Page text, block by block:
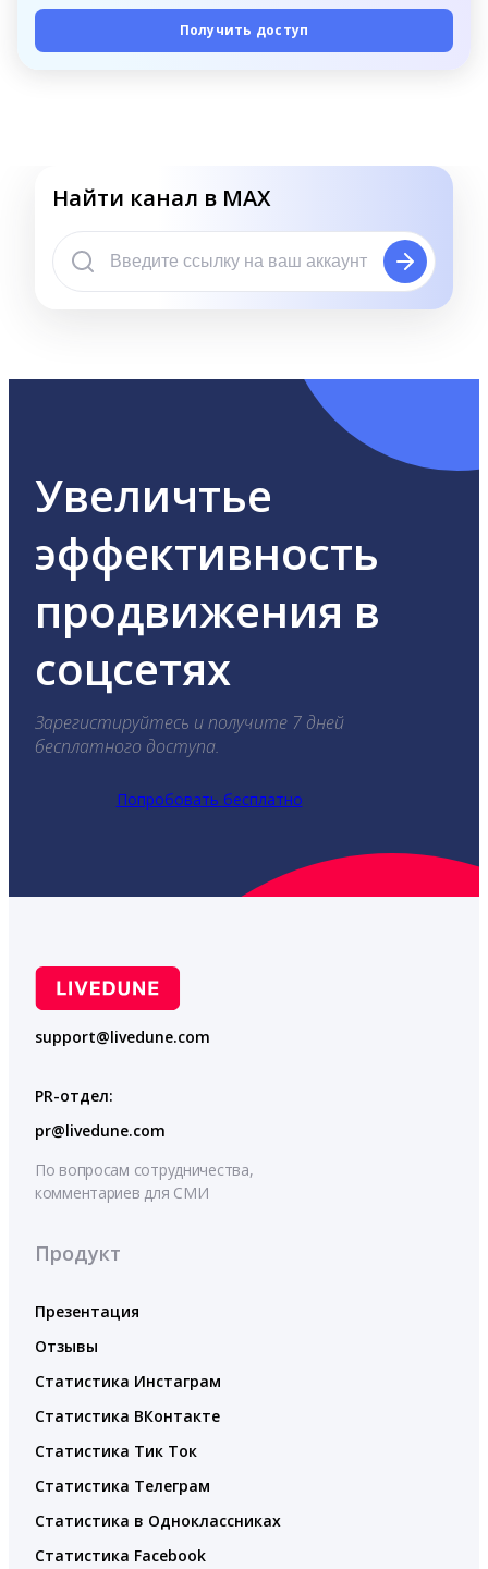
Получить доступ
Найти канал в MAX
Увеличтье
эффективность
продвижения в
соцсетях
Зарегистируйтесь и получите 7 дней
бесплатного доступа.
Попробовать бесплатно
support@livedune.com
PR-отдел:
pr@livedune.com
По вопросам сотрудничества,
комментариев для СМИ
Продукт
Презентация
Отзывы
Статистика Инстаграм
Статистика ВКонтакте
Статистика Тик Ток
Статистика Телеграм
Статистика в Одноклассниках
Статистика Facebook